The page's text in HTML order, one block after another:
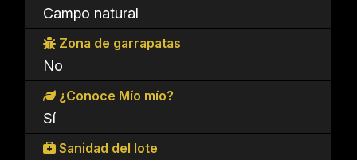
Campo natural
Zona de garrapatas
No
¿Conoce Mío mío?
Sí
Sanidad del lote